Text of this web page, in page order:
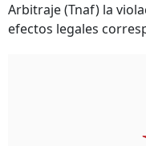
Arbitraje (Tnaf) la
efectos legales